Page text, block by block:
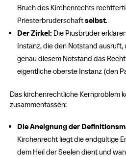
Bruch des Kirchenrechts
Priesterbruderschaftselbst.
Der Zirkel: Die Piusbrüder
Instanz, die den Notstand
genau diesem Notstand das
eigentliche oberste Instanz (den
Das kirchenrechtliche Kernproblem
zusammenfassen:
Die Aneignung der
Kirchenrecht liegt die endgültige
dem Heil der Seelen dient und